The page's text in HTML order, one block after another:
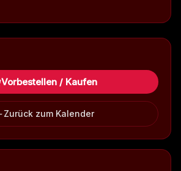
Vorbestellen / Kaufen
Zurück zum Kalender